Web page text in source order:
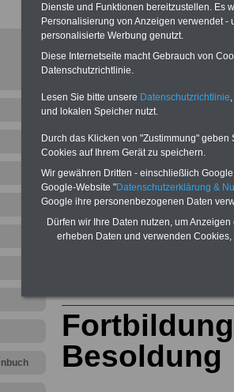
PDF-SERVICE:Zehn
Beamte zum Komplettpreis von 15
geeignet.Sie können Sie zehn
und ausdrucken:Wissenswertes
Beihilfe sowie
ACHTUNG Nachzahlung für alle
amtsangemessener Alimentation
Post, Telekom und Postbank)
amtsangemessen Alimentation
Hier die
abschließen!
Besoldung
Dienste und Funktionen bereitzustellen. Es
Personalisierung von Anzeigen verwendet
personalisierte Werbung genutzt.
Diese Internetseite macht Gebrauch von
Datenschutzrichtlinie.
Lesen Sie bitte unsere Datenschutzrichtlinie
und lokalen Speicher nutzt.
Durch das Klicken von "Zustimmung"
Cookies auf Ihrem Gerät zu speichern.
Wir gewähren Dritten - einschließlich
Google-Website "Datenschutzerklärung &
Google ihre personenbezogenen Daten
Dürfen wir Ihre Daten nutzen, um
erheben Daten und verwenden